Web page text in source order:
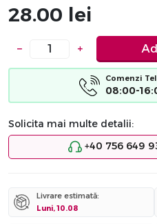
28.00 lei
− +
Comenzi
08:00-
Solicita mai multe detalii:
+40 756 649
Livrare estimată:
Luni, 10.08